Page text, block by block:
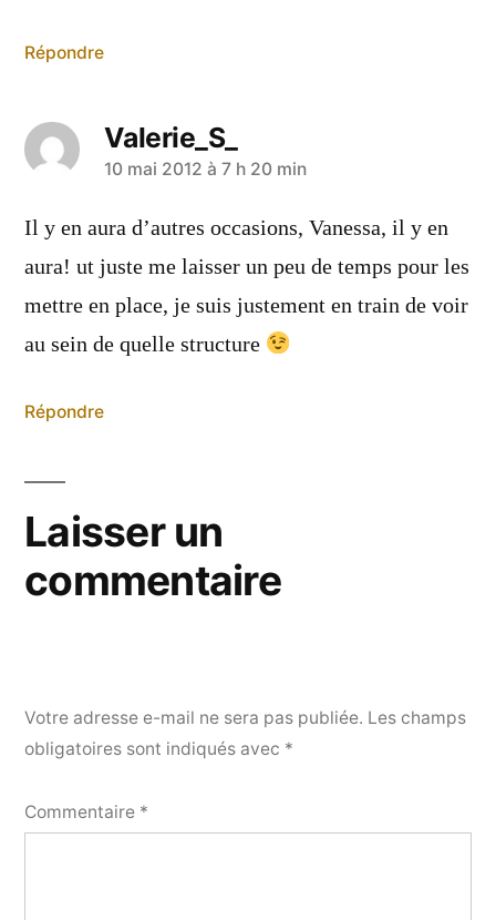
Répondre
Valerie_S_
a
dit :
10 mai 2012 à 7 h 20 min
Il y en aura d’autres occasions, Vanessa, il y en
aura! ut juste me laisser un peu de temps pour les
mettre en place, je suis justement en train de voir
au sein de quelle structure
Répondre
Laisser un
commentaire
Votre adresse e-mail ne sera pas publiée. Les champs
obligatoires sont indiqués avec *
Commentaire *